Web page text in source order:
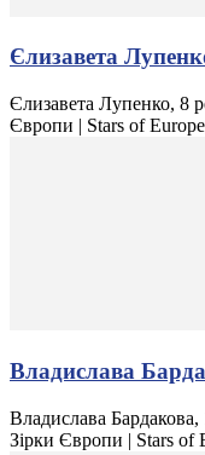
Єлизавета
Єлизавета Лупенко, 8
Європи | Stars of
Владислава
Владислава
Зірки Європи | Stars of